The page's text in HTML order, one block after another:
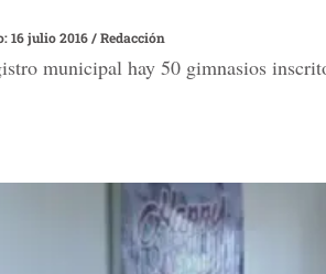
16 julio 2016/Redacción
municipal hay 50 gimnasios